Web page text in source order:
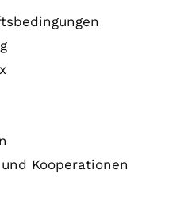
Kooperationen
der